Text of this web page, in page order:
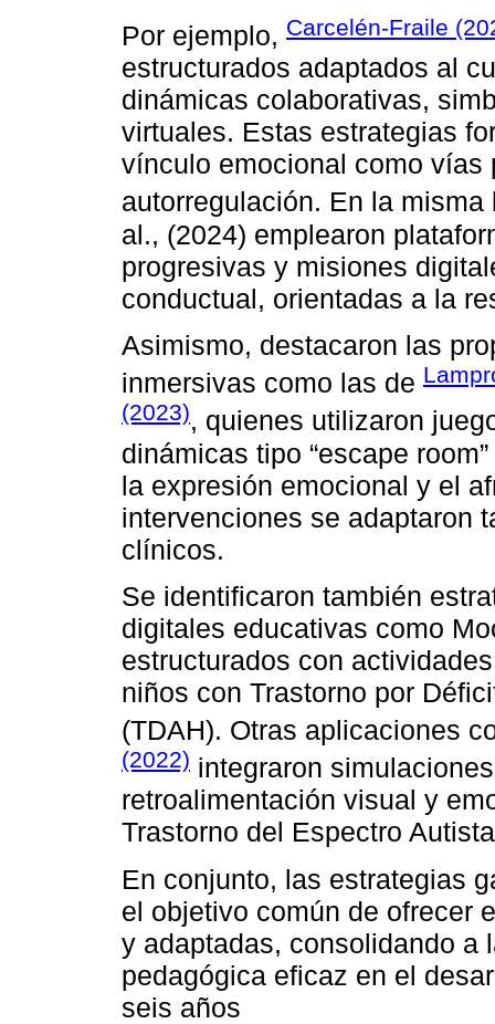
Por ejemplo, Carcelén-Fraile
estructurados adaptados al
dinámicas colaborativas,
virtuales. Estas estrategias
vínculo emocional como vías
autorregulación. En la
al., (2024) emplearon
progresivas y misiones
conductual, orientadas a la
Asimismo, destacaron las
inmersivas como las de
(2023), quienes utilizaron
dinámicas tipo “escape
la expresión emocional y el
intervenciones se adaptaron
clínicos.
Se identificaron también
digitales educativas como
estructurados con
niños con Trastorno por
(TDAH). Otras aplicaciones
(2022) integraron
retroalimentación visual y
Trastorno del Espectro
En conjunto, las estrategias
el objetivo común de ofrecer
y adaptadas, consolidando a
pedagógica eficaz en el
seis años